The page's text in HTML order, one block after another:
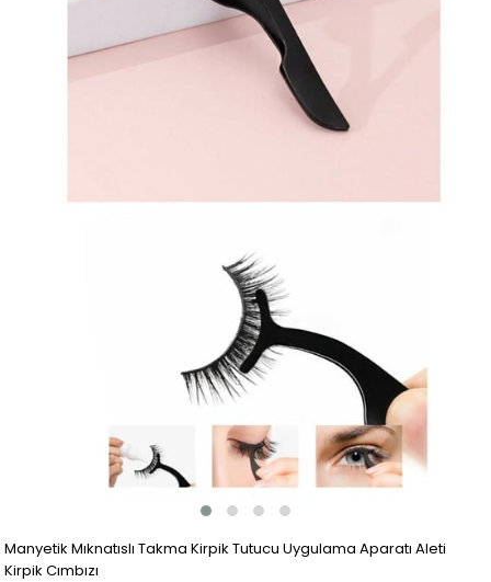
Manyetik Mıknatıslı Takma Kirpik Tutucu Uygulama Aparatı Aleti
Kirpik Cımbızı